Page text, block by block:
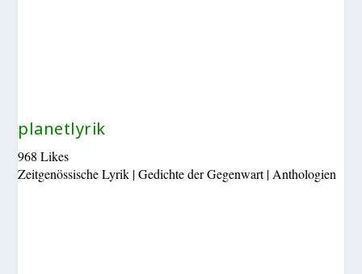
planetlyrik
968 Likes
Zeitgenössische Lyrik | Gedichte der Gegenwart | Anthologien